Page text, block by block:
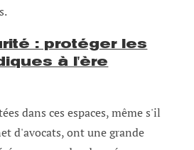
: protéger les
à l'ère
dans ces espaces, même s'il
d'avocats, ont une grande